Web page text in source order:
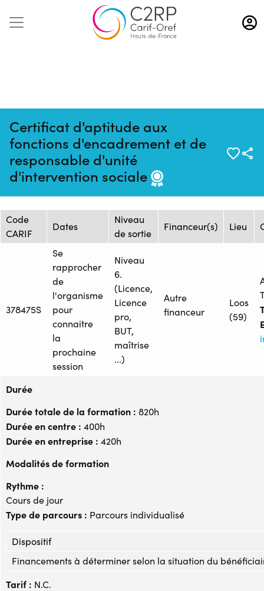
Aller
au
contenu
Certificat d'aptitude aux
fonctions d'encadrement et de
responsable d'unité
d'intervention sociale
Mise à jour :
18/09/2025
Formation :
25190298F
Source : IRTS HDF -
Session de formation
Code
CARIF
Dates
Niveau
de sortie
Financeur(s) Lieu
378475S
Se
rapprocher
de
l'organisme
pour
connaitre
la
prochaine
session
Niveau
6.
(Licence,
Licence
pro,
BUT,
maîtrise
...)
Autre
financeur
Loos
(59)
Durée
Durée totale de la formation : 820h
Durée en centre : 400h
Durée en entreprise : 420h
Modalités de formation
Rythme :
Cours de jour
Type de parcours : Parcours individualisé
Dispositif
Financements à déterminer selon la situation du
Tarif : N.C.